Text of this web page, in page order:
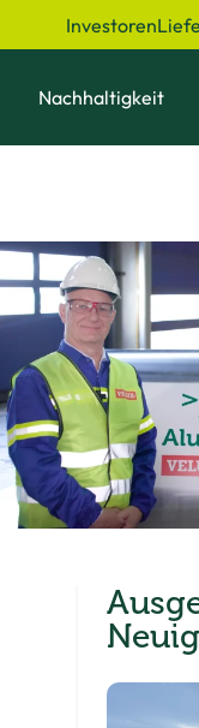
Investoren
Nachhaltigkeit